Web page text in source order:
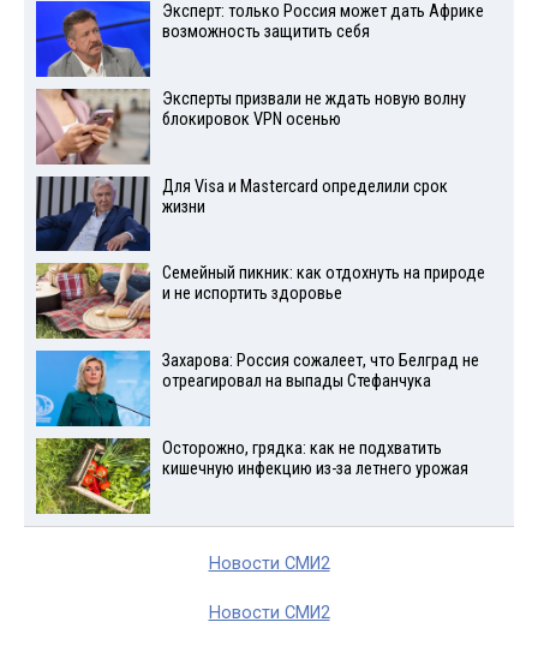
Эксперт: только Россия может дать Африке
возможность защитить себя
Эксперты призвали не ждать новую волну
блокировок VPN осенью
Для Visа и Mastercard определили срок
жизни
Семейный пикник: как отдохнуть на природе
и не испортить здоровье
Захарова: Россия сожалеет, что Белград не
отреагировал на выпады Стефанчука
Осторожно, грядка: как не подхватить
кишечную инфекцию из-за летнего урожая
Новости СМИ2
Новости СМИ2